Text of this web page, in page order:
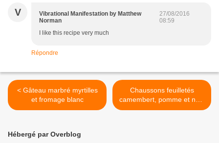
V
Vibrational Manifestation by Matthew
Norman
27/08/2016
08:59
I like this recipe very much
Répondre
< Gâteau marbré myrtilles
et fromage blanc
Chaussons feuilletés
camembert, pomme et noix
>
Hébergé par Overblog